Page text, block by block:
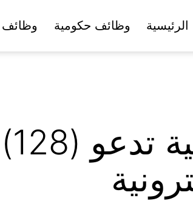
الرئيسية وظائف حكومية